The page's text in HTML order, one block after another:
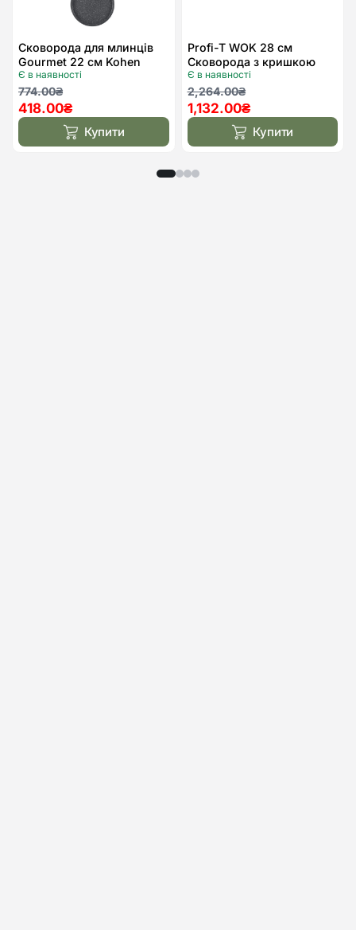
Сковорода для млинців
Gourmet 22 см Kohen
Є в наявності
774.00₴
Оригінальна
ціна:
774.00₴.
418.00₴
Поточна
ціна:
418.00₴. Купити
Profi-T WOK 28 см
Сковорода з кришкою
Kohen
Є в наявності
2,264.00₴
Оригінальна
ціна:
2,264.00₴.
1,132.00₴
Поточна
ціна:
1,132.00₴.Купити